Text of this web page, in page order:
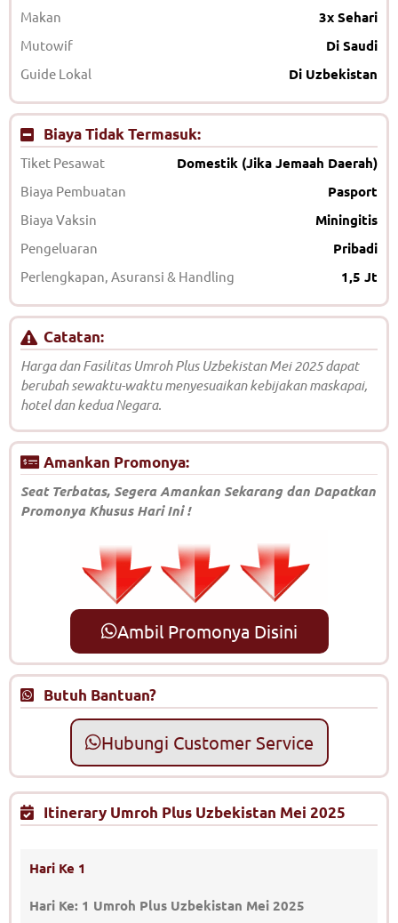
Makan 3x Sehari
Mutowif Di Saudi
Guide Lokal Di Uzbekistan
Biaya Tidak Termasuk:
Tiket Pesawat Domestik (Jika Jemaah Daerah)
Biaya Pembuatan Pasport
Biaya Vaksin Miningitis
Pengeluaran Pribadi
Perlengkapan, Asuransi & Handling 1,5 Jt
Catatan:
Harga dan Fasilitas Umroh Plus Uzbekistan Mei 2025 dapat
berubah sewaktu-waktu menyesuaikan kebijakan maskapai,
hotel dan kedua Negara.
Amankan Promonya:
Seat Terbatas, Segera Amankan Sekarang dan Dapatkan
Promonya Khusus Hari Ini !
Ambil Promonya Disini
Butuh Bantuan?
Hubungi Customer Service
Itinerary Umroh Plus Uzbekistan Mei 2025
Hari Ke 1
Hari Ke: 1 Umroh Plus Uzbekistan Mei 2025